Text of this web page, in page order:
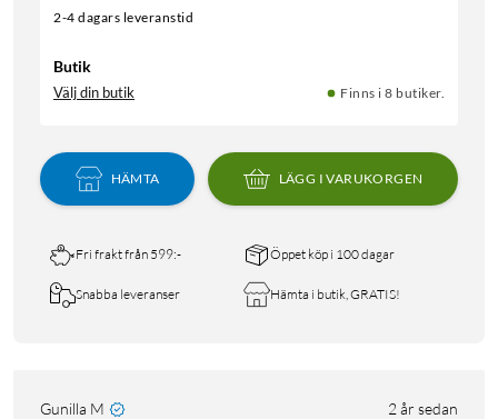
2-4 dagars leveranstid
Butik
Välj din butik Finns i 8 butiker.
HÄMTA LÄGG I VARUKORGEN
Fri frakt från 599:- Öppet köp i 100 dagar
Snabba leveranser Hämta i butik, GRATIS!
Gunilla M 2 år sedan